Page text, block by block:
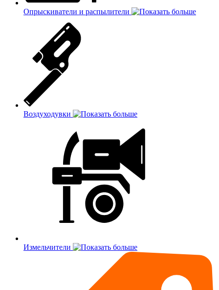
Опрыскиватели и распылители
Воздуходувки
Измельчители